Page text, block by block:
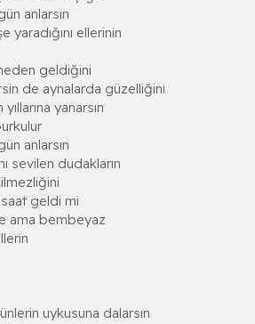
anlarsın
yaradığını ellerinin
geldiğini
de aynalarda güzelliğini
yanarsın
anlarsın
sevilen dudakların
geldi mi
ama bembeyaz
uykusuna dalarsın